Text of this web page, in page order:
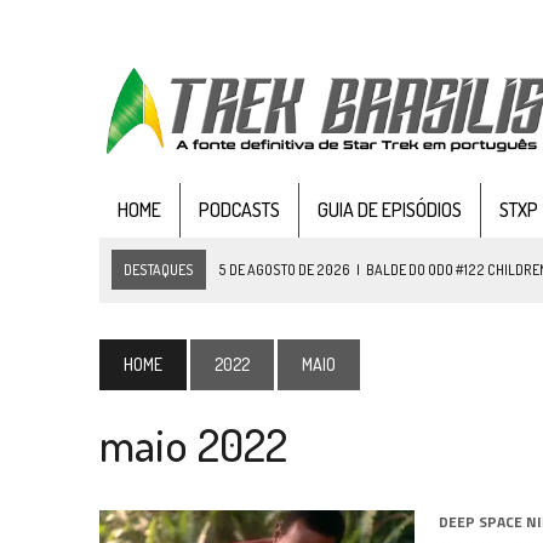
HOME PODCASTS GUIA DE EPISÓDIOS STXP
DESTAQUES 5 DE AGOSTO DE 2026 | BALDE DO ODO #122
3 DE AGOSTO DE 2026 | PARAMOUNT E CBS DERRUBAM NOVO VÍDEO
2 DE AGOSTO DE 2026 | TB AO VIVO | STAR TREK: STRANGE NEW
31 DE JULHO DE 2026 | GRANDES JORNADAS | QUATRO EPISÓDIOS DE
HOME 2022 MAIO
maio 2022
DEEP SPACE